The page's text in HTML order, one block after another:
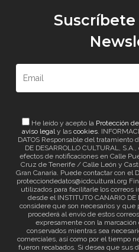
He leído y acepto la Protección
aviso legaly lascookies.
DATOS Responsable del tratamiento
DE DESARROLLO CULTURAL,
efectos de notificaciones en Calle
Cruz de Tenerife / Calle León y
Gran Canaria. Puede contactar con el
protecciondedatos@icdcultural.org
utilizados para facilitarle los correos
desde el INSTITUTO CANARIO DE
considere que son necesarios y
procederá al envío de estos
expresamente con la marcación
conservados mientras sea
comerciales, así como por el tiempo
fueron recabados. Si desea que sus